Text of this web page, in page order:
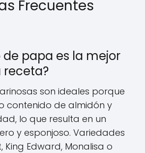
Frecuentes
de papa es la mejor
receta?
son ideales porque
contenido de almidón y
lo que resulta en un
y esponjoso. Variedades
King Edward, Monalisa o